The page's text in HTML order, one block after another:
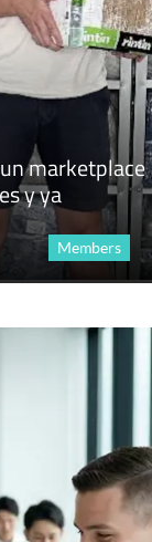
marketplace
y ya
Members